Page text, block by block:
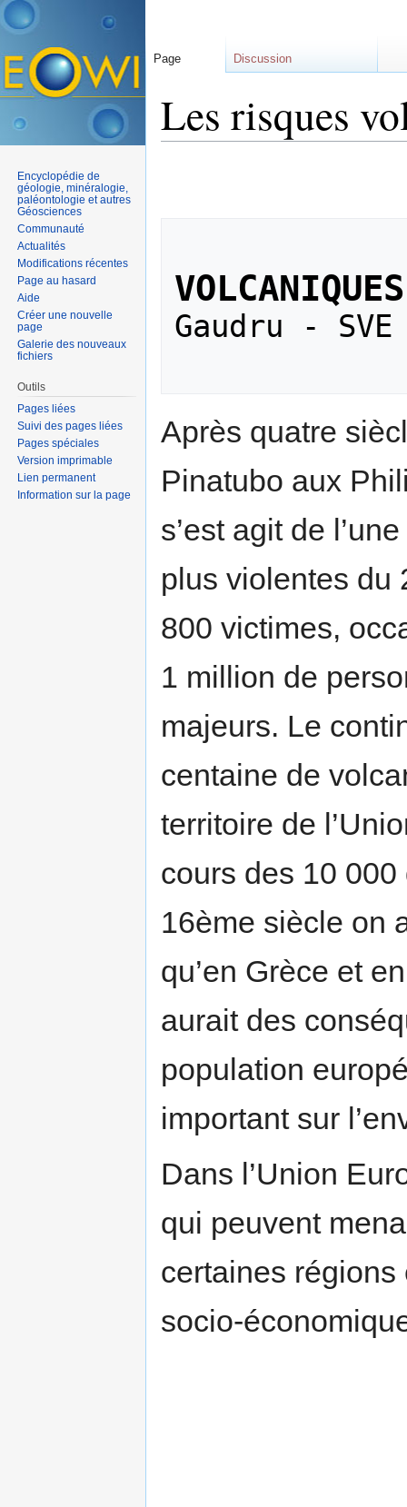
Les risques
Gaudru - SVE
Après quatre
Pinatubo aux
s’est agit de
plus violentes du
800 victimes,
1 million de
majeurs. Le
centaine de
territoire de
cours des 10
16ème siècle on
qu’en Grèce et
aurait des
population
important sur
Dans l’Union
qui peuvent
certaines
socio-
Page Discussion
Encyclopédie de
géologie, minéralogie,
paléontologie et autres
Géosciences
Communauté
Actualités
Modifications récentes
Page au hasard
Aide
Créer une nouvelle
page
Galerie des nouveaux
fichiers
Outils
Pages liées
Suivi des pages liées
Pages spéciales
Version imprimable
Lien permanent
Information sur la page